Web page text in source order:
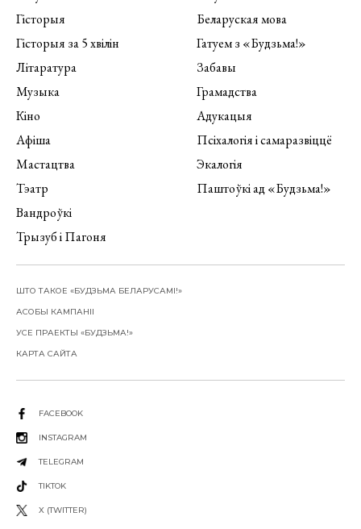
Гісторыя
Гісторыя за 5 хвілін
Літаратура
Музыка
Кіно
Афіша
Мастацтва
Тэатр
Вандроўкі
Трызуб і Пагоня
Беларуская мова
Гатуем з «Будзьма!»
Забавы
Грамадства
Адукацыя
Псіхалогія і самаразвіццё
Экалогія
Паштоўкі ад «Будзьма!»
ШТО ТАКОЕ «БУДЗЬМА БЕЛАРУСАМІ!»
АСОБЫ КАМПАНІІ
УСЕ ПРАЕКТЫ «БУДЗЬМА!»
КАРТА САЙТА
FACEBOOK
INSTAGRAM
TELEGRAM
TIKTOK
X (TWITTER)